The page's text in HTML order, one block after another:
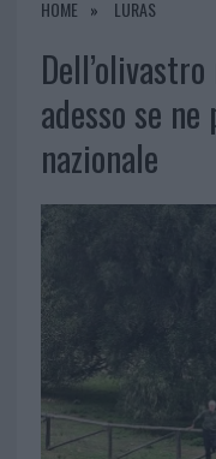
HOME LURAS
adesso se
nazionale